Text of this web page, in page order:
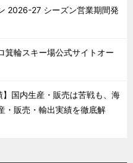
2026-27 シーズン営業期間発
箕輪スキー場公式サイトオー
】国内生産・販売は苦戦も、海
・販売・輸出実績を徹底解